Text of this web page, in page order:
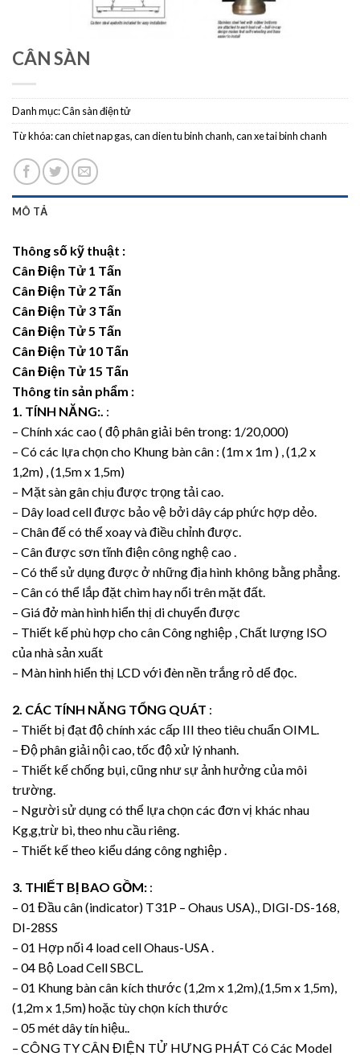
CÂN SÀN
Danh mục:Cân sàn điện tử
Từ khóa:can chiet nap gas,can dien tu binh chanh,can xe tai binh chanh
MÔ TẢ
Thông số kỹ thuật :
Cân Điện Tử 1 Tấn
Cân Điện Tử 2 Tấn
Cân Điện Tử 3 Tấn
Cân Điện Tử 5 Tấn
Cân Điện Tử 10 Tấn
Cân Điện Tử 15 Tấn
Thông tin sản phẩm :
1. TÍNH NĂNG:. :
– Chính xác cao ( độ phân giải bên trong: 1/20,000)
– Có các lựa chọn cho Khung bàn cân : (1m x 1m ) , (1,2 x
1,2m) , (1,5m x 1,5m)
– Mặt sàn gân chịu được trọng tải cao.
– Dây load cell được bảo vệ bởi dây cáp phức hợp dẻo.
– Chân đế có thể xoay và điều chỉnh được.
– Cân được sơn tĩnh điện công nghệ cao .
– Có thể sử dụng được ở những địa hình không bằng phẳng.
– Cân có thể lắp đặt chìm hay nổi trên mặt đất.
– Giá đở màn hình hiển thị di chuyển được
– Thiết kế phù hợp cho cân Công nghiệp , Chất lượng ISO
của nhà sản xuất
– Màn hình hiển thị LCD với đèn nền trắng rỏ dể đọc.
2. CÁC TÍNH NĂNG TỔNG QUÁT :
– Thiết bị đạt độ chính xác cấp III theo tiêu chuẩn OIML.
– Độ phân giải nội cao, tốc độ xử lý nhanh.
– Thiết kế chống bụi, cũng như sự ảnh hưởng của môi
trường.
– Người sử dụng có thể lựa chọn các đơn vị khác nhau
Kg,g,trừ bì, theo nhu cầu riêng.
– Thiết kế theo kiểu dáng công nghiệp .
3. THIẾT BỊ BAO GỒM: :
– 01 Đầu cân (indicator) T31P – Ohaus USA)., DIGI-DS-168,
DI-28SS
– 01 Hợp nối 4 load cell Ohaus-USA .
– 04 Bộ Load Cell SBCL.
– 01 Khung bàn cân kích thước (1,2m x 1,2m),(1,5m x 1,5m),
(1,2m x 1,5m) hoặc tùy chọn kích thước
– 05 mét dây tín hiệu..
– CÔNG TY CÂN ĐIỆN TỬ HƯNG PHÁT Có Các Model